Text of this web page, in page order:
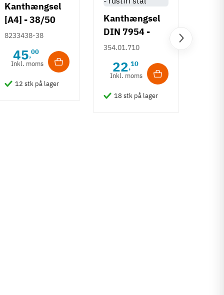
Kanthængsel
[A4] - 38/50
mm
8233438-38
45,00
Inkl. moms
12 stk på lager
Kanthængsel
DIN 7954 -
smal - rustfri
354.01.710
22,10
Inkl. moms
18 stk på lager